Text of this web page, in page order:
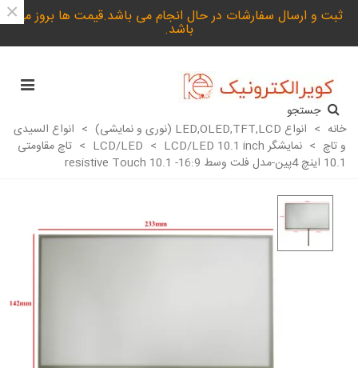
ثبت و ارسال سفارشات در حال انجام می باشد.قیمت ها بروز می
باشد.
×
جستجو
خانه > انواع LED,OLED,TFT,LCD (نوری و نمایشی) > انواع السیدی
و تاچ > نمایشگر LCD/LED > LCD/LED 10.1 inch
> تاچ مقاومتی
10.1 اینچ 4پین-مدل فلت وسط resistive Touch 10.1 -16:9